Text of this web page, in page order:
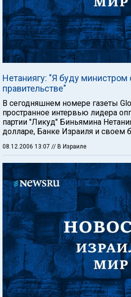
Нетаниягу: "Я буду
правительстве"
В сегодняшнем номере газеты
пространное интервью лидера
партии "Ликуд" Биньямина
долларе, Банке Израиля и своем
08.12.2006 13:07 // В Израиле